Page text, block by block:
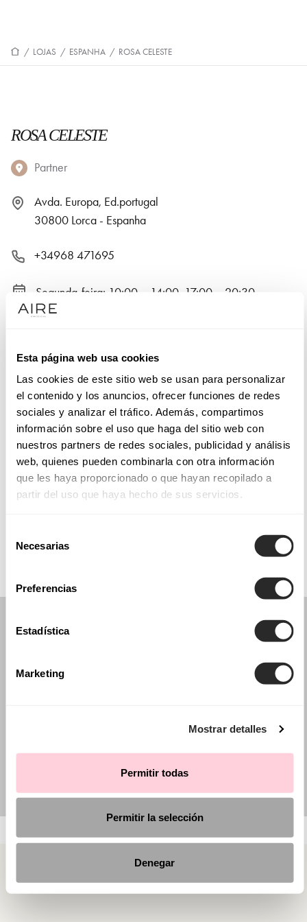
Esta página web usa cookies
Las cookies de este sitio web se usan para personalizar
el contenido y los anuncios, ofrecer funciones de redes
sociales y analizar el tráfico. Además, compartimos
información sobre el uso que haga del sitio web con
nuestros partners de redes sociales, publicidad y análisis
web, quienes pueden combinarla con otra información
que les haya proporcionado o que hayan recopilado a
partir del uso que haya hecho de sus servicios.
Necesarias
Preferencias
Estadística
Marketing
Mostrar detalles
Permitir todas
Permitir la selección
Denegar
/ LOJAS / ESPANHA / ROSA CELESTE
ROSA CELESTE
Partner
Avda. Europa, Ed.portugal
30800 Lorca - Espanha
+34968 471695
Segunda-feira: 10:00 – 14:00, 17:00 – 20:30
Terça-feira: 10:00 – 14:00, 17:00 – 20:30
Sexta-feira: 10:00 – 14:00, 17:00 – 20:30
Sábado: 10:00 – 14:00, 17:00 – 20:30
Domingo: Fechado
PEÇA UMA MARCAÇÃO
COLLECTIONS